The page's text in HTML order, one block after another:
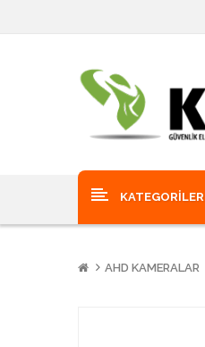
KATEGORILER
AHD KAMERALAR